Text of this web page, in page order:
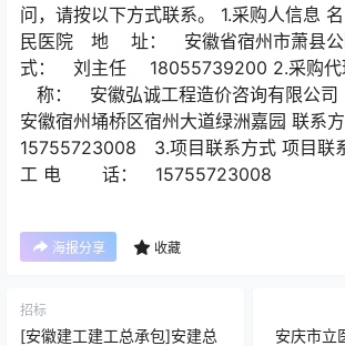
问，请按以下方式联系。 1.采购人信
民医院 地 址： 安徽省宿州市萧县
式： 刘主任 18055739200 2.采购代
称： 安徽弘诚工程造价咨询有限
安徽宿州埇桥区宿州大道绿洲嘉园 联系
15755723008 3.项目联系方式 项目联
工 电 话： 15755723008
海报分享 收藏
招标
[安徽建工建工总承包]安建总
安庆市立